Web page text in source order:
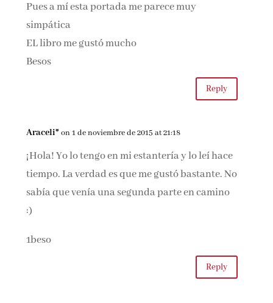
Pues a mí esta portada me parece muy
simpática
EL libro me gustó mucho
Besos
Reply
Araceli*on 1 de noviembre de 2015 at 21:18
¡Hola! Yo lo tengo en mi estantería y lo leí hace
tiempo. La verdad es que me gustó bastante. No
sabía que venía una segunda parte en camino
:)
1beso
Reply